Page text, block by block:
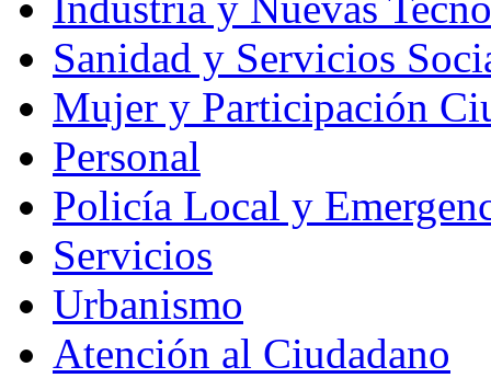
Sanidad y Servicios
Mujer y Participación
Personal
Policía Local y
Servicios
Urbanismo
Atención al Ciudadano